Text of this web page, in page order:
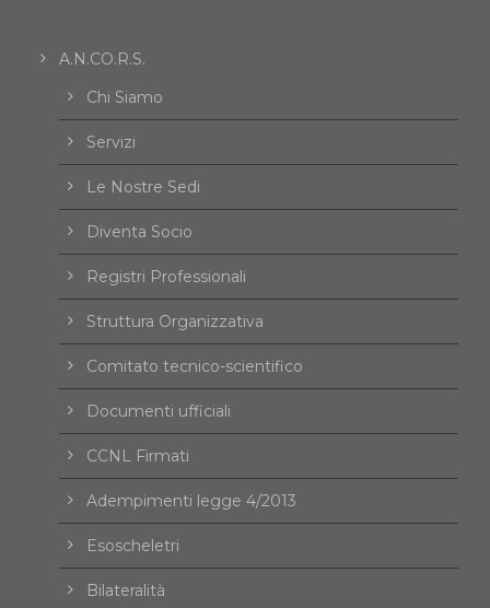
A.N.CO.R.S.
Chi Siamo
Servizi
Le Nostre Sedi
Diventa Socio
Registri Professionali
Struttura Organizzativa
Comitato tecnico-scientifico
Documenti ufficiali
CCNL Firmati
Adempimenti legge 4/2013
Esoscheletri
Bilateralità